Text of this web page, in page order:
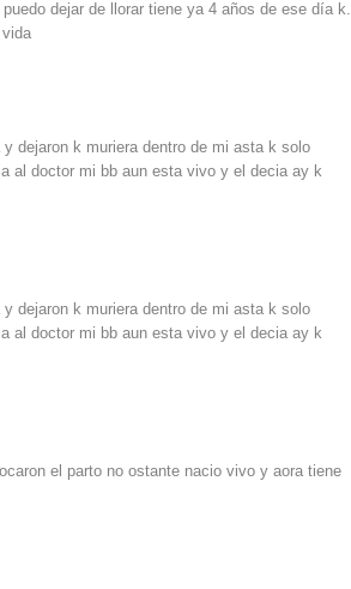
dejar de llorar tiene ya 4 años de ese día k.
dejaron k muriera dentro de mi asta k solo
al doctor mi bb aun esta vivo y el decia ay k
dejaron k muriera dentro de mi asta k solo
al doctor mi bb aun esta vivo y el decia ay k
el parto no ostante nacio vivo y aora tiene